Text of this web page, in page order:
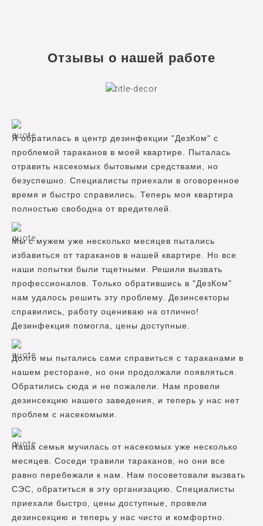
Отзывы о нашей работе
Я обратилась в центр дезинфекции "ДезКом" с
проблемой тараканов в моей квартире. Пыталась
отравить насекомых бытовыми средствами, но
безуспешно. Специалисты приехали в оговоренное
время и быстро справились. Теперь моя квартира
полностью свободна от вредителей.
Мы с мужем уже несколько месяцев пытались
избавиться от тараканов в нашей квартире. Но все
наши попытки были тщетными. Решили вызвать
профессионалов. Только обратившись в "ДезКом"
нам удалось решить эту проблему. Дезинсекторы
справились, работу оцениваю на отлично!
Дезинфекция помогла, цены доступные.
Долго мы пытались сами справиться с тараканами в
нашем ресторане, но они продолжали появляться.
Обратились сюда и не пожалели. Нам провели
дезинсекцию нашего заведения, и теперь у нас нет
проблем с насекомыми.
Наша семья мучилась от насекомых уже несколько
месяцев. Соседи травили тараканов, но они все
равно перебежали к нам. Нам посоветовали вызвать
СЭС, обратиться в эту организацию. Специалисты
приехали быстро, цены доступные, провели
дезинсекцию и теперь у нас чисто и комфортно.